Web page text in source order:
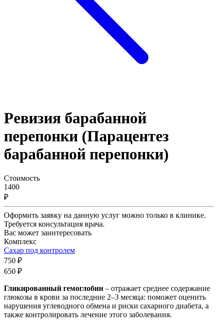
Ревизия барабанной
перепонки (Парацентез
барабанной перепонки)
Стоимость
1400
₽
Оформить заявку на данную услуг можно только в клинике.
Требуется консультация врача.
Вас может заинтересовать
Комплекс
Сахар под контролем
750 ₽
650 ₽
Гликированный гемоглобин – отражает среднее содержание
глюкозы в крови за последние 2–3 месяца: поможет оценить
нарушения углеводного обмена и риски сахарного диабета, а
также контролировать лечение этого заболевания.